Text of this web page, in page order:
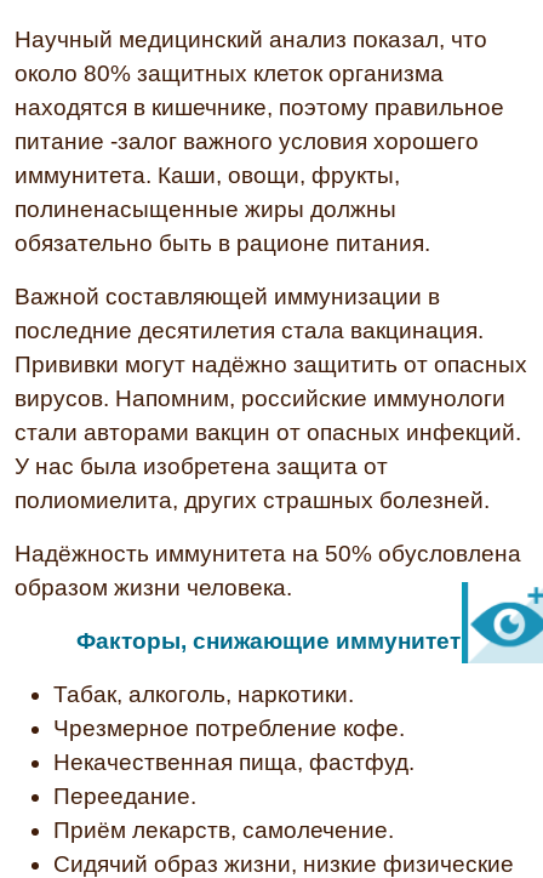
Научный медицинский анализ показал, что
около 80% защитных клеток организма
находятся в кишечнике, поэтому правильное
питание -залог важного условия хорошего
иммунитета. Каши, овощи, фрукты,
полиненасыщенные жиры должны
обязательно быть в рационе питания.
Важной составляющей иммунизации в
последние десятилетия стала вакцинация.
Прививки могут надёжно защитить от опасных
вирусов. Напомним, российские иммунологи
стали авторами вакцин от опасных инфекций.
У нас была изобретена защита от
полиомиелита, других страшных болезней.
Надёжность иммунитета на 50% обусловлена
образом жизни человека.
Факторы, снижающие иммунитет:
Табак, алкоголь, наркотики.
Чрезмерное потребление кофе.
Некачественная пища, фастфуд.
Переедание.
Приём лекарств, самолечение.
Сидячий образ жизни, низкие физические